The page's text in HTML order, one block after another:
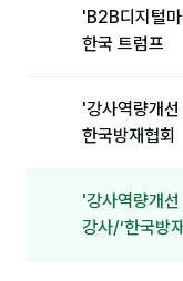
재무·계약
B2B 영업도구
용어사전
'B2B디지털
한국 트럼프
'강사역량개
한국방재협회
'강사역량개
강사/‘한국방